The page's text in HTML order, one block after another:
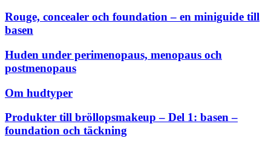
Rouge, concealer och foundation – en miniguide till
basen
Huden under perimenopaus, menopaus och
postmenopaus
Om hudtyper
Produkter till bröllopsmakeup – Del 1: basen –
foundation och täckning